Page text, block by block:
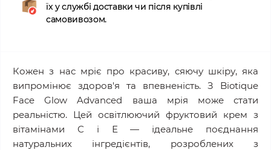
їх у службі доставки чи після купівлі
самовивозом.
Кожен з нас мріє про красиву, сяючу шкіру, яка
випромінює здоров'я та впевненість. З Biotique
Face Glow Advanced ваша мрія може стати
реальністю. Цей освітлюючий фруктовий крем з
вітамінами С і Е — ідеальне поєднання
натуральних інгредієнтів, розроблених з